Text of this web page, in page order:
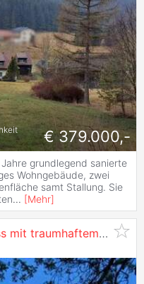
€ 379.000,-
grundlegend sanierte
Wohngebäude, zwei
samt Stallung. Sie
... [Mehr]
Prächtiges Renaissanceschloss mit traumhaftem Park in malerischer Landschaft